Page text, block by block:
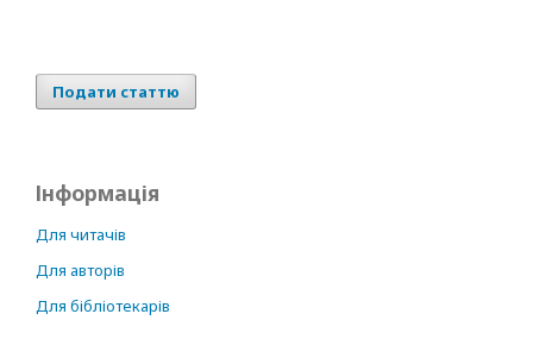
Подати статтю
Інформація
Для читачів
Для авторів
Для бібліотекарів